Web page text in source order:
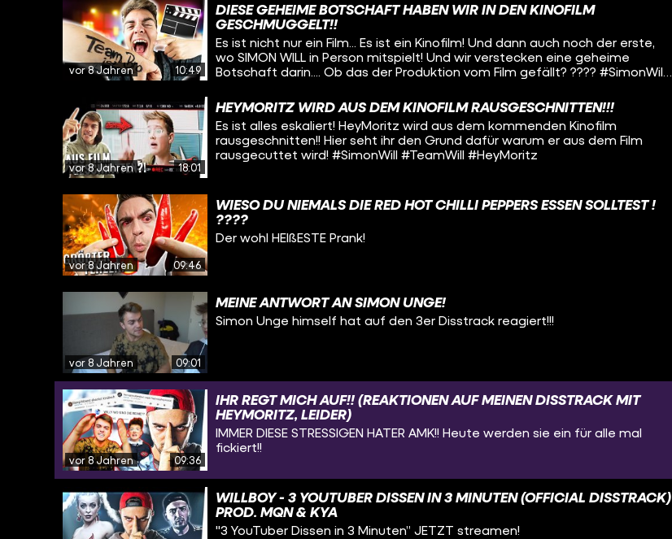
vor 8 Jahren 10:49
DIESE GEHEIME BOTSCHAFT HABEN WIR IN DEN KINOFILM
GESCHMUGGELT!!
Es ist nicht nur ein Film... Es ist ein Kinofilm! Und dann auch noch der erste,
wo SIMON WILL in Person mitspielt! Und wir verstecken eine geheime
Botschaft darin.... Ob das der Produktion vom Film gefällt? ???? #SimonWill
vor 8 Jahren 18:01
HEYMORITZ WIRD AUS DEM KINOFILM RAUSGESCHNITTEN!!!
Es ist alles eskaliert! HeyMoritz wird aus dem kommenden Kinofilm
rausgeschnitten!! Hier seht ihr den Grund dafür warum er aus dem Film
rausgecuttet wird! #SimonWill #TeamWill #HeyMoritz
vor 8 Jahren 09:46
WIESO DU NIEMALS DIE RED HOT CHILLI PEPPERS ESSEN SOLLTEST !
????
Der wohl HEIßESTE Prank!
vor 8 Jahren 09:01
MEINE ANTWORT AN SIMON UNGE!
Simon Unge himself hat auf den 3er Disstrack reagiert!!!
vor 8 Jahren 09:36
IHR REGT MICH AUF!! (REAKTIONEN AUF MEINEN DISSTRACK MIT
HEYMORITZ, LEIDER)
IMMER DIESE STRESSIGEN HATER AMK!! Heute werden sie ein für alle mal
fickiert!!
WILLBOY - 3 YOUTUBER DISSEN IN 3 MINUTEN (OFFICIAL DISSTRACK)
PROD. MQN & KYA
"3 YouTuber Dissen in 3 Minuten” JETZT streamen!